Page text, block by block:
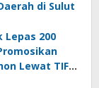
di Sulut
Lepas 200
Lewat TIFF